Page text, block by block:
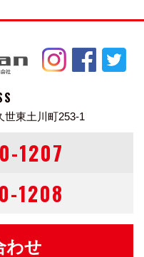
世東土川町253-1
1207
1208
わせ